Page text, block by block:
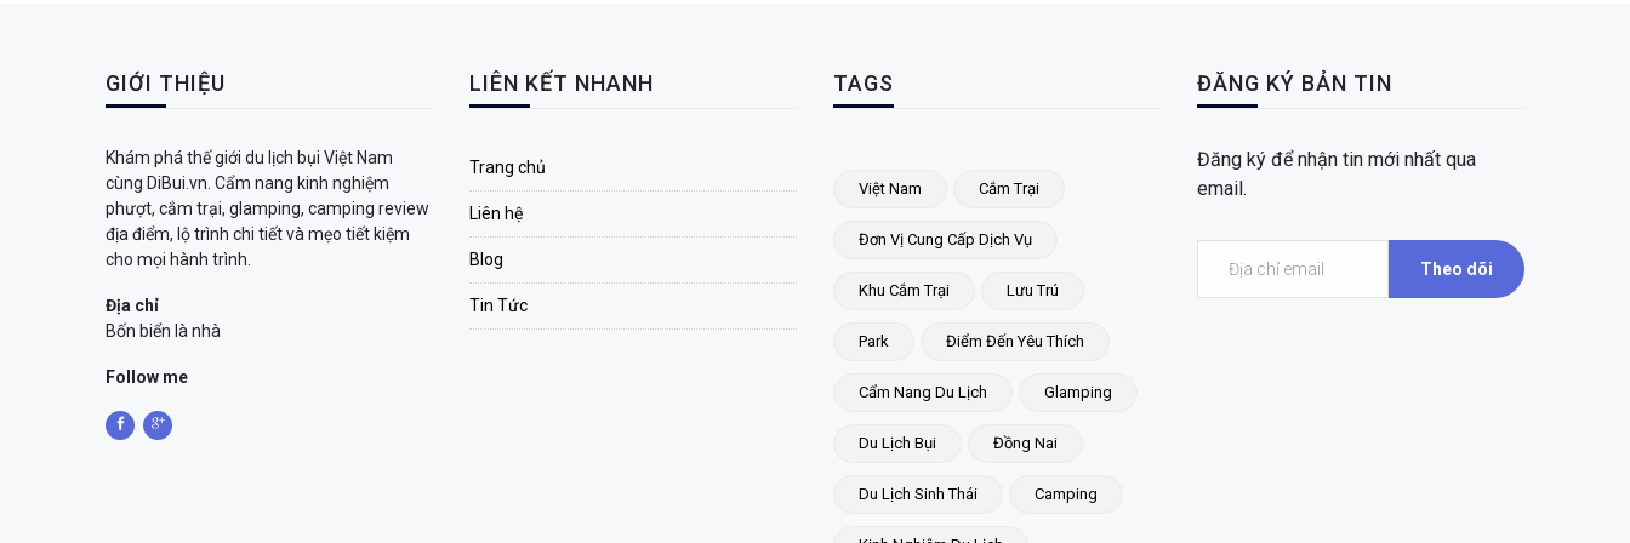
GIỚI THIỆU
Khám phá thế giới du lịch bụi Việt Nam
cùng DiBui.vn. Cẩm nang kinh nghiệm
phượt, cắm trại, glamping, camping review
địa điểm, lộ trình chi tiết và mẹo tiết kiệm
cho mọi hành trình.
Địa chỉ
Bốn biển là nhà
Follow me
LIÊN KẾT NHANH
Trang chủ
Liên hệ
Blog
Tin Tức
TAGS
Việt Nam Cắm Trại
Đơn Vị Cung Cấp Dịch Vụ
Khu Cắm Trại Lưu Trú
Park Điểm Đến Yêu Thích
Cẩm Nang Du Lịch Glamping
Du Lịch Bụi Đồng Nai
Du Lịch Sinh Thái Camping
ĐĂNG KÝ BẢN TIN
Đăng ký để nhận tin mới nhất qua
email.
Theo dõi